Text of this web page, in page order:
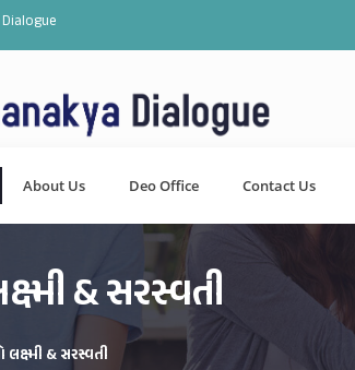
About Us Deo Office Contact Us
& સરસ્વતી
લક્ષ્મી & સરસ્વતી